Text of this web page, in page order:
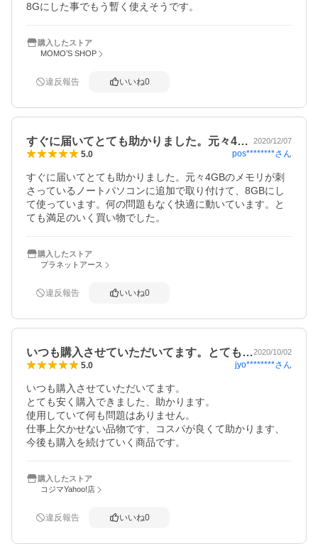
8Gにした事でもう暫く使えそうです。
購入したストア
MOMO’S SHOP
違反報告 いいね0
すぐに届いてとても助かりました。元々4… 2020/12/07
5.0 pos********さん
すぐに届いてとても助かりました。元々4GBのメモリが刺
さっているノートパソコンに追加で取り付けて、8GBにし
て使っています。何の問題もなく快適に動いています。と
ても満足のいく買い物でした。
購入したストア
プラネットアース
違反報告 いいね0
いつも購入させていただいてます。とても…2020/10/02
5.0 jyo********さん
いつも購入させていただいてます。
とても安く購入できました、助かります。
使用していて何も問題はありません。
仕事上欠かせない品物です、コスパが良くて助かります、
今後も購入を続けていく商品です。
購入したストア
コジマYahoo!店
違反報告 いいね0